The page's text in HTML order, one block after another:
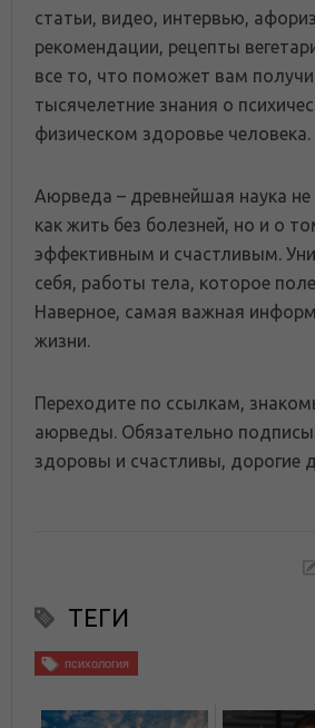
статьи, видео, интервью,
рекомендации, рецепты
все то, что поможет вам
тысячелетние знания о
физическом здоровье человека.
Аюрведа – древнейшая наука
как жить без болезней, но и о
эффективным и счастливым.
себя, работы тела, которое
Наверное, самая важная
жизни.
Переходите по ссылкам,
аюрведы. Обязательно
здоровы и счастливы, дорогие
ТЕГИ
психология